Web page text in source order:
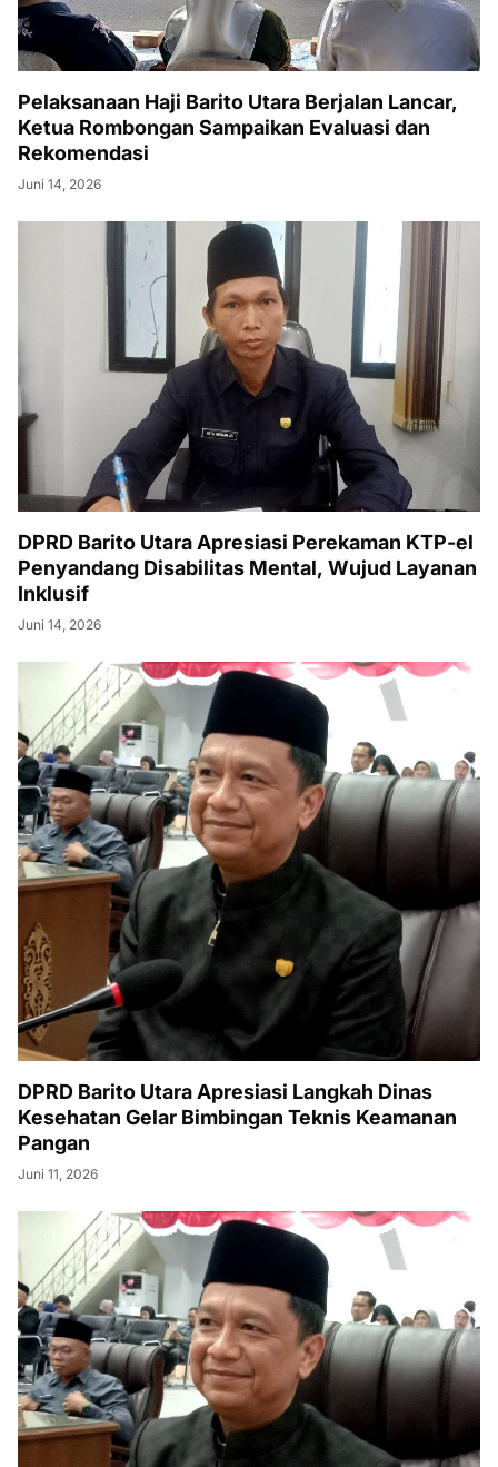
Pelaksanaan Haji Barito Utara Berjalan Lancar,
Ketua Rombongan Sampaikan Evaluasi dan
Rekomendasi
Juni 14, 2026
DPRD Barito Utara Apresiasi Perekaman KTP-el
Penyandang Disabilitas Mental, Wujud Layanan
Inklusif
Juni 14, 2026
DPRD Barito Utara Apresiasi Langkah Dinas
Kesehatan Gelar Bimbingan Teknis Keamanan
Pangan
Juni 11, 2026